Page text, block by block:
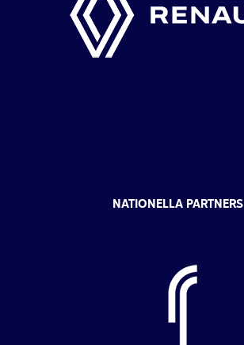
NATIONELLA PARTNERS